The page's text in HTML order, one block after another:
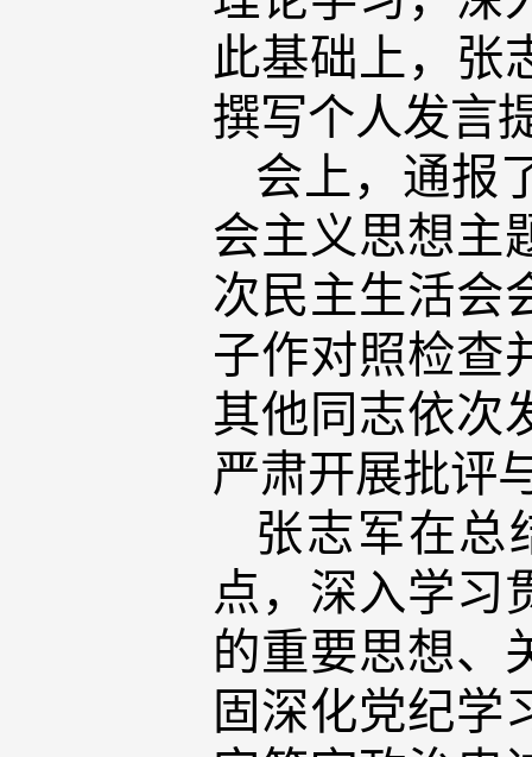
此基础上，张
撰写个人发言
会上，通报
会主义思想主
次民主生活会
子作对照检查
其他同志依次
严肃开展批评
张志军在总
点，深入学习
的重要思想、
固深化党纪学